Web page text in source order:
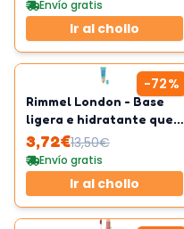
Envío gratis
Ir al chollo
-72%
Rimmel London - Base
ligera e hidratante que
calma la piel sensible
3,72€13,50€
Envío gratis
Ir al chollo